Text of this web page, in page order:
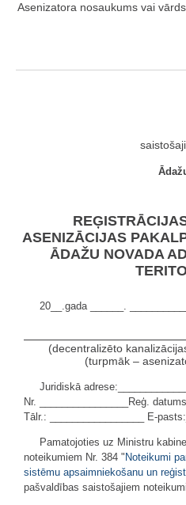
Asenizatora nosaukums vai
ASENIZĀCIJAS
ĀDAŽU NOVADA
20__.gada ______.
(decentralizēto
(turpmāk –
Juridiskā
Nr. ________________Reģ.
Tālr.: _________________ E-
Pamatojoties uz Ministru
noteikumiem Nr. 384 "Noteikumi
sistēmu apsaimniekošanu un
pašvaldības saistošajiem